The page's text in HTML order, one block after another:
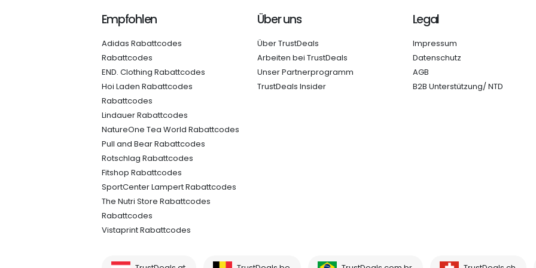
Empfohlen
Adidas Rabattcodes
Rabattcodes
END. Clothing Rabattcodes
Hoi Laden Rabattcodes
Rabattcodes
Lindauer Rabattcodes
NatureOne Tea World Rabattcodes
Pull and Bear Rabattcodes
Rotschlag Rabattcodes
Fitshop Rabattcodes
SportCenter Lampert Rabattcodes
The Nutri Store Rabattcodes
Rabattcodes
Vistaprint Rabattcodes
Über uns
Über TrustDeals
Arbeiten bei TrustDeals
Unser Partnerprogramm
TrustDeals Insider
Legal
Impressum
Datenschutz
AGB
B2B Unterstützung/ NTD